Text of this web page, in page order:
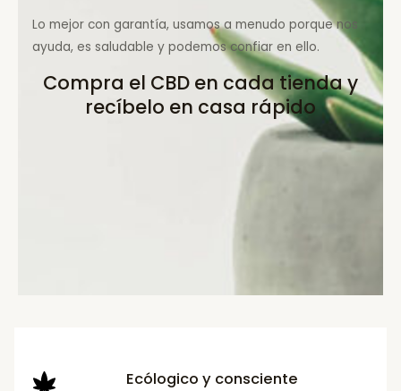
Lo mejor con garantía, usamos a menudo porque nos
ayuda, es saludable y podemos confiar en ello.
Compra el CBD en cada tienda y
recíbelo en casa rápido
Ecólogico y consciente